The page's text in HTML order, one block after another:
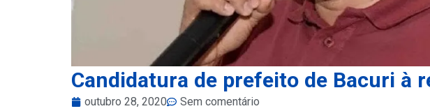
Candidatura de prefeito de Bacuri à
outubro 28, 2020 Sem comentário